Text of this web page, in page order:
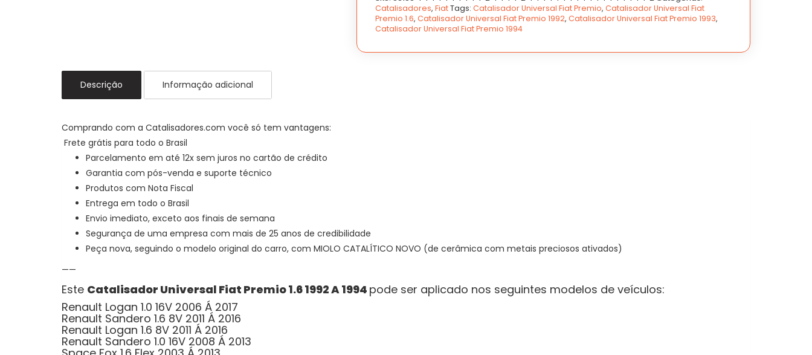
1992
A
1994
1992
A
1994
Catalisadores, Fiat Tags: Catalisador Universal Fiat Premio, Catalisador Universal Fiat
Premio 1.6, Catalisador Universal Fiat Premio 1992, Catalisador Universal Fiat Premio 1993,
Catalisador Universal Fiat Premio 1994
Descrição Informação adicional
Comprando com a Catalisadores.com você só tem vantagens:
Frete grátis para todo o Brasil
Parcelamento em até 12x sem juros no cartão de crédito
Garantia com pós-venda e suporte técnico
Produtos com Nota Fiscal
Entrega em todo o Brasil
Envio imediato, exceto aos finais de semana
Segurança de uma empresa com mais de 25 anos de credibilidade
Peça nova, seguindo o modelo original do carro, com MIOLO CATALÍTICO NOVO (de cerâmica com metais preciosos ativados)
——
Este Catalisador Universal Fiat Premio 1.6 1992 A 1994 pode ser aplicado nos seguintes modelos de veículos:
Renault Logan 1.0 16V 2006 Á 2017
Renault Sandero 1.6 8V 2011 Á 2016
Renault Logan 1.6 8V 2011 Á 2016
Renault Sandero 1.0 16V 2008 Á 2013